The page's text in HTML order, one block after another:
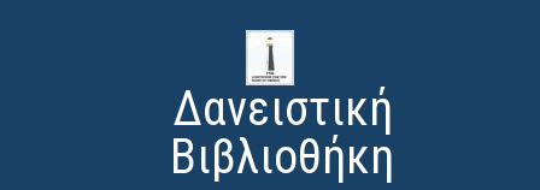
Δανειστική
Βιβλιοθήκη